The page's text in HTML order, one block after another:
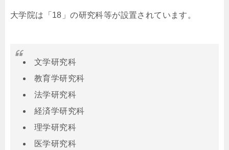
大学院は「18」の研究科等が設置されています。
文学研究科
教育学研究科
法学研究科
経済学研究科
理学研究科
医学研究科